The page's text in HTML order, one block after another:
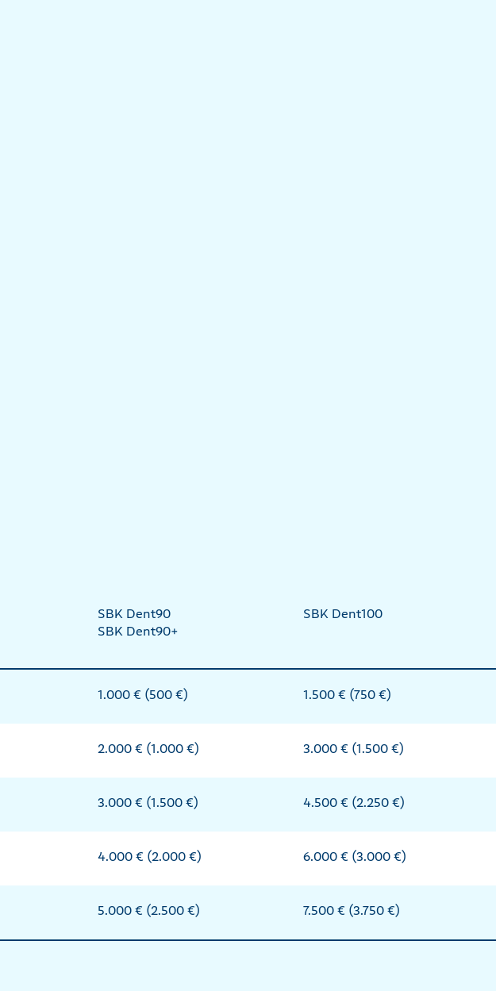
SBK Dent90
SBK Dent90+
SBK Dent100
1.000 € (500 €) 1.500 € (750 €)
2.000 € (1.000 €) 3.000 € (1.500 €)
3.000 € (1.500 €) 4.500 € (2.250 €)
4.000 € (2.000 €) 6.000 € (3.000 €)
5.000 € (2.500 €) 7.500 € (3.750 €)